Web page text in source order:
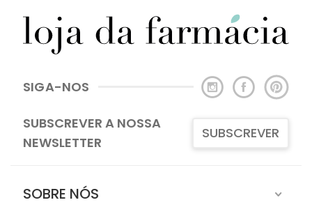
SIGA-NOS
SUBSCREVER A NOSSA
NEWSLETTER
SUBSCREVER
SOBRE NÓS